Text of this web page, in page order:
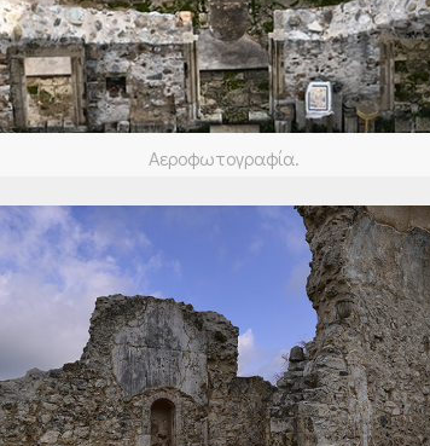
Αεροφωτογραφία.